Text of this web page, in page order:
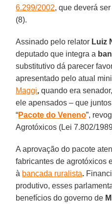
6.299/2002, que deverá
(8).
Assinado pelo relator Luiz
deputado que integra a
substitutivo dá parecer
apresentado pelo atual
Maggi, quando era
ele apensados – que
“Pacote do Veneno”,
Agrotóxicos (Lei 7.802/
A aprovação do pacote
fabricantes de agrotóxicos
à bancada ruralista.
produtivo, esses
benefícios do governo de